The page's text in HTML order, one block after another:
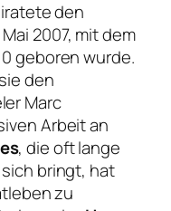
den
2007, mit dem
geboren wurde.
den
Marc
Arbeit an
, die oft lange
bringt, hat
zu